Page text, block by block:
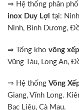
⇒ Hệ thống phân
inox Duy Lợi tại:
Ninh, Bình Dương,
⇒ Tổng kho võng
Vũng Tàu, Long An,
⇒ Hệ thống Võng
Giang, Vĩnh Long.
Bạc Liêu, Cà Mau.